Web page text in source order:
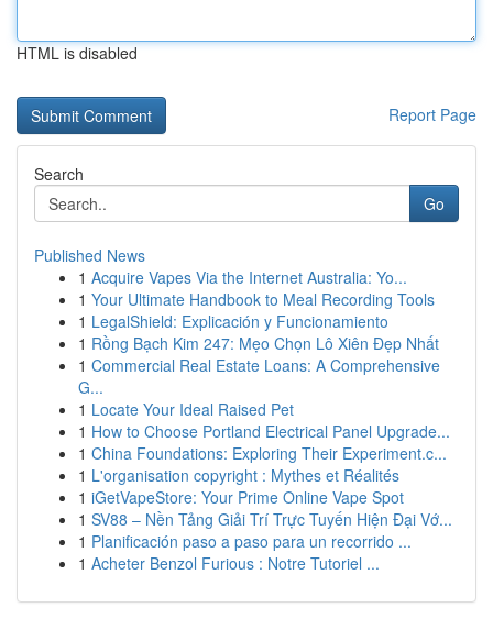
HTML is disabled
Report Page
Search
Go
Published News
1 Acquire Vapes Via the Internet Australia: Yo...
1 Your Ultimate Handbook to Meal Recording Tools
1 LegalShield: Explicación y Funcionamiento
1 Rồng Bạch Kim 247: Mẹo Chọn Lô Xiên Đẹp Nhất
1 Commercial Real Estate Loans: A Comprehensive
G...
1 Locate Your Ideal Raised Pet
1 How to Choose Portland Electrical Panel Upgrade...
1 China Foundations: Exploring Their Experiment.c...
1 L'organisation copyright : Mythes et Réalités
1 iGetVapeStore: Your Prime Online Vape Spot
1 SV88 – Nền Tảng Giải Trí Trực Tuyến Hiện Đại Vớ...
1 Planificación paso a paso para un recorrido ...
1 Acheter Benzol Furious : Notre Tutoriel ...